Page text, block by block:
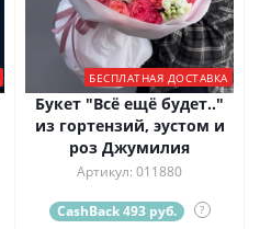
БЕСПЛАТНАЯ ДОСТАВКА
Букет "Всё ещё будет.."
из гортензий, эустом и
роз Джумилия
Артикул: 011880
CashBack 493 руб. ?